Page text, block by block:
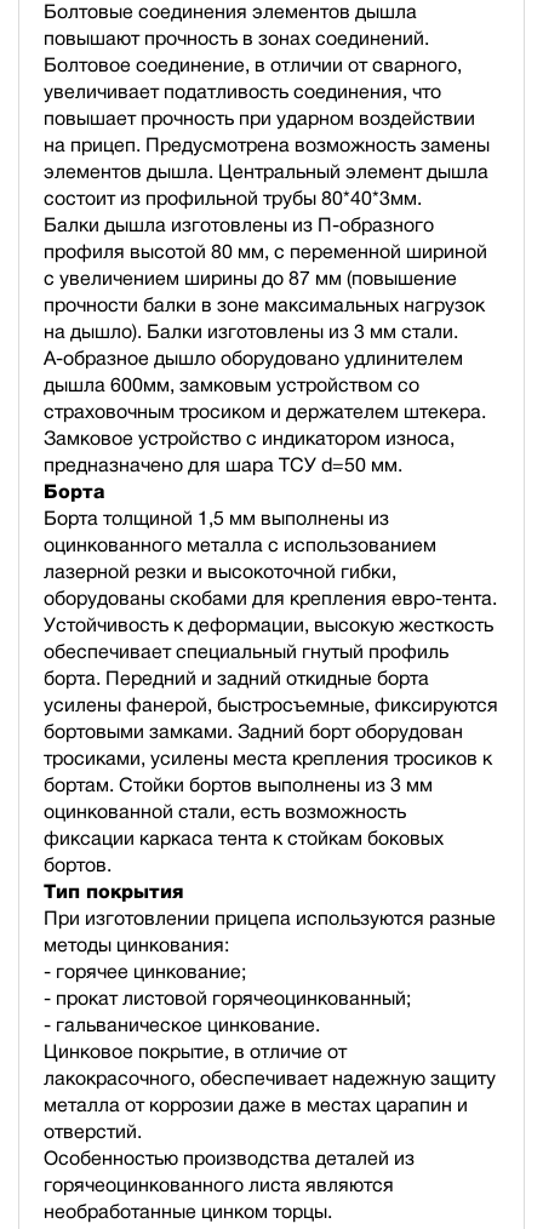
Болтовые соединения элементов дышла
повышают прочность в зонах соединений.
Болтовое соединение, в отличии от сварного,
увеличивает податливость соединения, что
повышает прочность при ударном воздействии
на прицеп. Предусмотрена возможность замены
элементов дышла. Центральный элемент дышла
состоит из профильной трубы 80*40*3мм.
Балки дышла изготовлены из П-образного
профиля высотой 80 мм, с переменной шириной
с увеличением ширины до 87 мм (повышение
прочности балки в зоне максимальных нагрузок
на дышло). Балки изготовлены из 3 мм стали.
А-образное дышло оборудовано удлинителем
дышла 600мм, замковым устройством со
страховочным тросиком и держателем штекера.
Замковое устройство с индикатором износа,
предназначено для шара ТСУ d=50 мм.
Борта
Борта толщиной 1,5 мм выполнены из
оцинкованного металла с использованием
лазерной резки и высокоточной гибки,
оборудованы скобами для крепления евро-тента.
Устойчивость к деформации, высокую жесткость
обеспечивает специальный гнутый профиль
борта. Передний и задний откидные борта
усилены фанерой, быстросъемные, фиксируются
бортовыми замками. Задний борт оборудован
тросиками, усилены места крепления тросиков к
бортам. Стойки бортов выполнены из 3 мм
оцинкованной стали, есть возможность
фиксации каркаса тента к стойкам боковых
бортов.
Тип покрытия
При изготовлении прицепа используются разные
методы цинкования:
- горячее цинкование;
- прокат листовой горячеоцинкованный;
- гальваническое цинкование.
Цинковое покрытие, в отличие от
лакокрасочного, обеспечивает надежную защиту
металла от коррозии даже в местах царапин и
отверстий.
Особенностью производства деталей из
горячеоцинкованного листа являются
необработанные цинком торцы.